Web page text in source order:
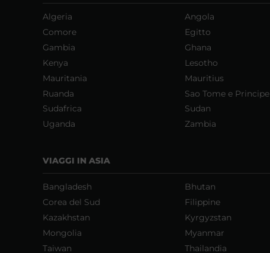
Algeria Angola
Comore
Egitto
Gambia
Ghana
Kenya
Lesotho
Mauritania
Mauritius
Ruanda
Sao Tome e Principe
Sudafrica
Sudan
Uganda
Zambia
VIAGGI IN ASIA
Bangladesh Bhutan
Corea del Sud
Filippine
Kazakhstan
Kyrgyzstan
Mongolia
Myanmar
Taiwan
Thailandia